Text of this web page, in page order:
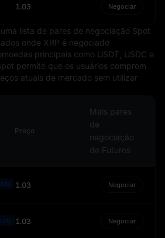
política e desempenho econômico.
certo grau de proteção contra
é mais do que apenas a moeda
Unidos. Ele é um elemento central
global, influenciando o comércio
símbolo de estabilidade e força
servindo como referência
1.03 Negociar
lista de pares de negociação Spot
onde XRP é negociado
principais como USDT, USDC e
permite que os usuários comprem
atuais de mercado sem utilizar
Preço
Mais pares
de
negociação
de Futuros
1.03 Negociar
1.03 Negociar